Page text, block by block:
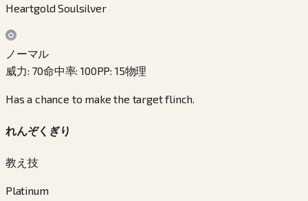
Heartgold Soulsilver
ノーマル
威力: 70命中率:100PP: 15物理
Has a chance to make the target flinch.
れんぞくぎり
教え技
Platinum